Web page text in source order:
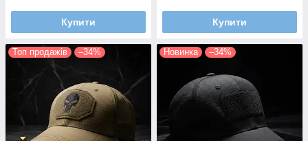
Купити Купити
Топ продажів –34% Новинка –34%